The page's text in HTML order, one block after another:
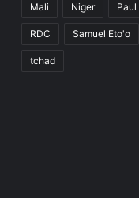
Mali Niger Paul
RDC Samuel Eto'o
tchad